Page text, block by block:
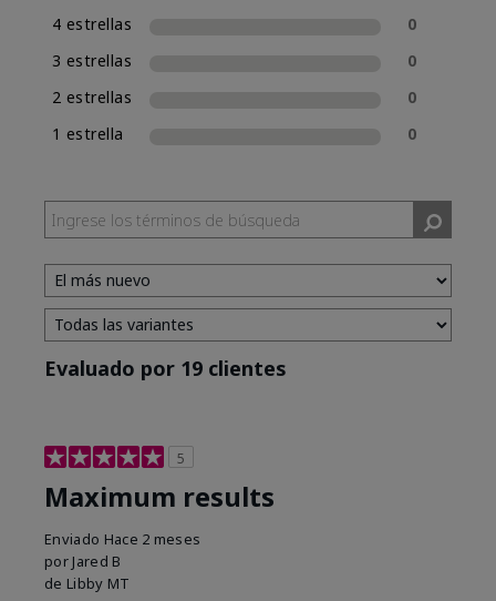
4 estrellas
0
3 estrellas
0
2 estrellas
0
1 estrella
0
Evaluado por 19 clientes
5
Maximum results
Enviado Hace 2 meses
por Jared B
de Libby MT